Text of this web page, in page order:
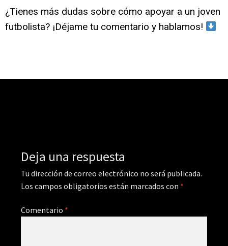
¿Tienes más dudas sobre cómo apoyar a un joven
futbolista? ¡Déjame tu comentario y hablamos!
Deja una respuesta
Tu dirección de correo electrónico no será publicada.
Los campos obligatorios están marcados con *
Comentario *